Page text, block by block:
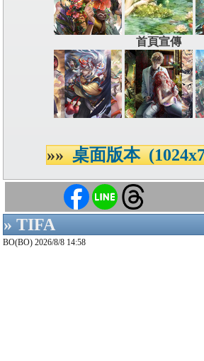
首頁宣傳
»»桌面版本
» TIFA
BO(BO) 2026/8/8 14:58